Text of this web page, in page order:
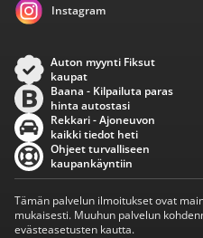
Instagram
Auton myynti Fiksut
kaupat
Baana - Kilpailuta paras
hinta autostasi
Rekkari - Ajoneuvon
kaikki tiedot heti
Ohjeet turvalliseen
kaupankäyntiin
Tämän palvelun ilmoitukset ovat
mukaisesti. Muuhun palvelun
evästeasetusten kautta.